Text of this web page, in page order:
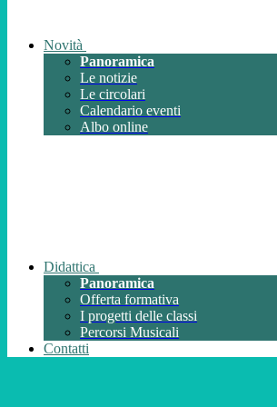
Novità
Panoramica
Le notizie
Le circolari
Calendario eventi
Albo online
Didattica
Panoramica
Offerta formativa
I progetti delle classi
Percorsi Musicali
Contatti